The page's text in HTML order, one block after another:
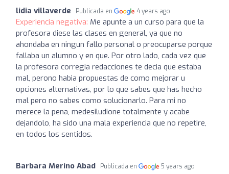
lidia villaverde Publicada en 4 years ago
Experiencia negativa: Me apunte a un curso para que la
profesora diese las clases en general, ya que no
ahondaba en ningun fallo personal o preocuparse porque
fallaba un alumno y en que. Por otro lado, cada vez que
la profesora corregia redacciones te decia que estaba
mal, perono habia propuestas de como mejorar u
opciones alternativas, por lo que sabes que has hecho
mal pero no sabes como solucionarlo. Para mi no
merece la pena, medesiludione totalmente y acabe
dejandolo, ha sido una mala experiencia que no repetire,
en todos los sentidos.
Barbara Merino Abad Publicada en 5 years ago